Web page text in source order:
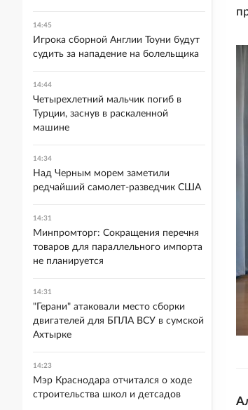
14:45
Игрока сборной Англии Тоуни будут
судить за нападение на болельщика
14:44
Четырехлетний мальчик погиб в
Турции, заснув в раскаленной
машине
14:34
Над Черным морем заметили
редчайший самолет-разведчик США
14:31
Минпромторг: Сокращения перечня
товаров для параллельного импорта
не планируется
14:31
"Герани" атаковали место сборки
двигателей для БПЛА ВСУ в сумской
Ахтырке
14:23
Мэр Краснодара отчитался о ходе
строительства школ и детсадов